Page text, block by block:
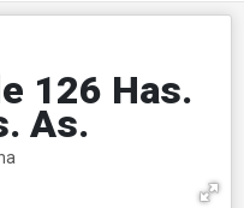
126 Has.
As.